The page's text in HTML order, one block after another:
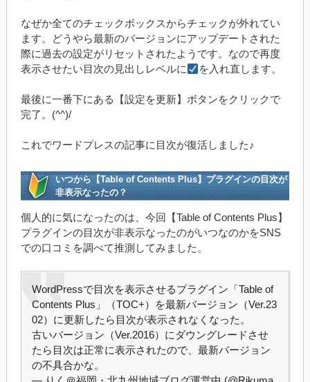
なぜか全てのチェックボックスからチェックが外れてい
ます。どうやら最新のバージョンにアップデートされた
際に過去の設定がリセットされたようです。なので再度
表示させたい目次の見出しレベルに
を入れ直します。
最後に一番下にある【設定を更新】ボタンをクリックで
完了。(^^)/
これでワードプレスの記事に目次が復活しました♪
いつから【Table of Contents Plus】プラグインの目次が
非表示なったの？
個人的に気になったのは、今回【Table of Contents Plus】
プラグインの目次が非表示なったのがいつなのかをSNS
での口コミを調べて推測してみました。
WordPressで目次を表示させるプラグイン「Table of
Contents Plus」（TOC+）を最新バージョン（Ver.23
02）に更新したら目次が表示されなくなった。
古いバージョン（Ver.2016）にダウングレードさせ
たら目次は正常に表示されたので、最新バージョン
の不具合かな。